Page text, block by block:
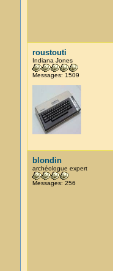
roustouti
Indiana Jones
Messages: 1509
blondin
archéologue expert
Messages: 256